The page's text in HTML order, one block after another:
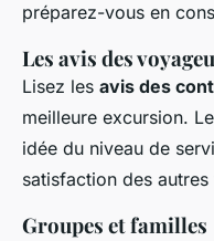
préparez-vous en
Les avis des
Lisez les avis des
meilleure excursion.
idée du niveau de
satisfaction des
Groupes et familles